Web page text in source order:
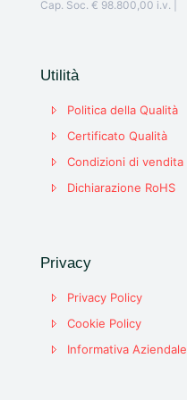
Cap. Soc. € 98.800,00 i.v. |
Utilità
Politica della Qualità
Certificato Qualità
Condizioni di vendita
Dichiarazione RoHS
Privacy
Privacy Policy
Cookie Policy
Informativa Aziendale